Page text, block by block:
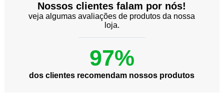
Nossos clientes falam por nós!
veja algumas avaliações de produtos da nossa
loja.
97%
dos clientes recomendam nossos produtos